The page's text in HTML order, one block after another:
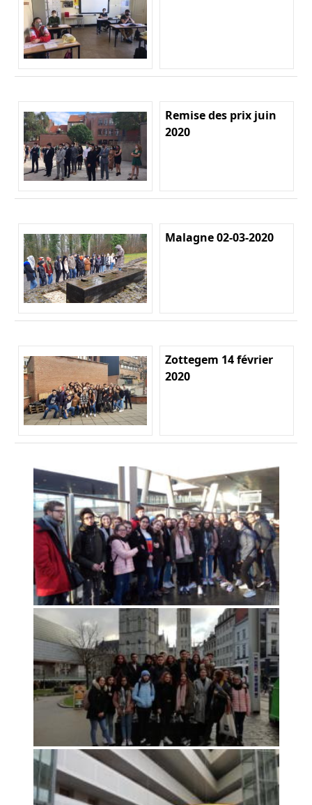
Remise des prix juin
2020
Malagne 02-03-2020
Zottegem 14 février
2020